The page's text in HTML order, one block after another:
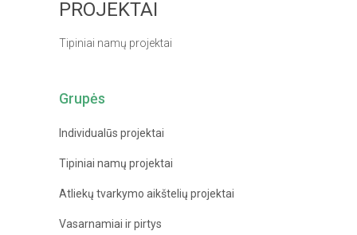
PROJEKTAI
Tipiniai namų projektai
Grupės
Individualūs projektai
Tipiniai namų projektai
Atliekų tvarkymo aikštelių projektai
Vasarnamiai ir pirtys